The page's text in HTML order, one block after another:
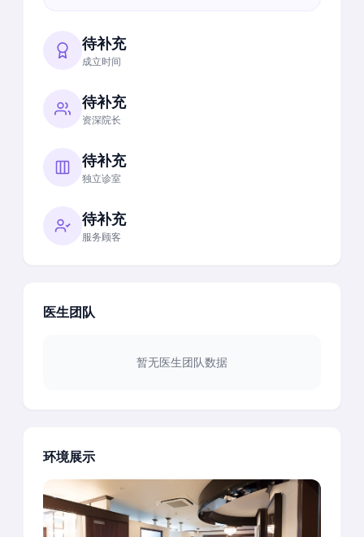
待补充
成立时间
待补充
资深院长
待补充
独立诊室
待补充
服务顾客
医生团队
暂无医生团队数据
环境展示